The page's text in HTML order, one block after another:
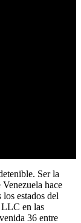
Ser la
hace
estados del
LLC en las
36 entre